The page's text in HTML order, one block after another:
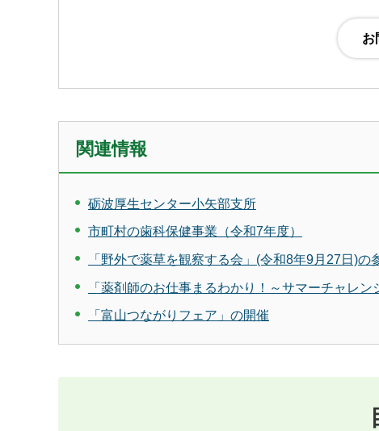
関連情報
砺波厚生センター小矢部支所
市町村の歯科保健事業（令和7年度）
「野外で薬草を観察する会」(令和8年9月27日)の
「薬剤師のお仕事まるわかり！～サマーチャレ
「富山つながりフェア」の開催